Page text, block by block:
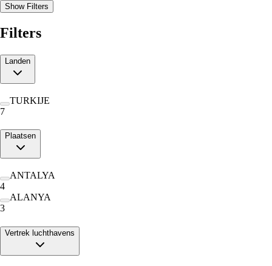
Show Filters
Filters
Landen
TURKIJE
7
Plaatsen
ANTALYA
4
ALANYA
3
Vertrek luchthavens